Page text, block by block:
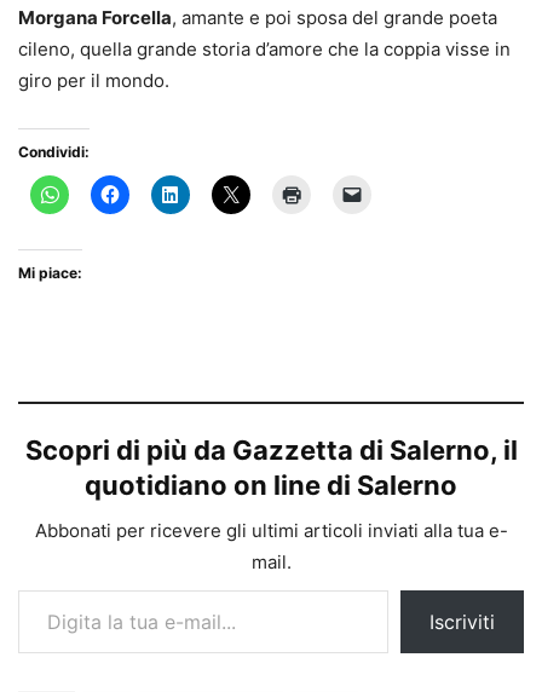
Morgana Forcella, amante e poi sposa del grande poeta
cileno, quella grande storia d’amore che la coppia visse in
giro per il mondo.
Condividi:
Mi piace:
Scopri di più da Gazzetta di Salerno, il
quotidiano on line di Salerno
Abbonati per ricevere gli ultimi articoli inviati alla tua e-
mail.
Digita la tua e-mail...
Iscriviti